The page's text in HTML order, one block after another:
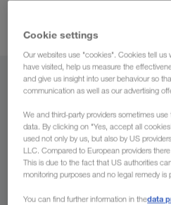
No
Latvija
Uz
Cookie settings
Our websites use "cookies". Cookies tell us
have visited, help us measure the
and give us insight into user behaviour so
communication as well as our advertising
We and third-party providers sometimes
data. By clicking on "Yes, accept all
used not only by us, but also by US
LLC. Compared to European providers
This is due to the fact that US authorities
monitoring purposes and no legal remedy is
You can find further information in thedata